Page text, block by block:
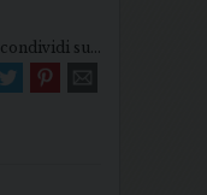
condividi su...